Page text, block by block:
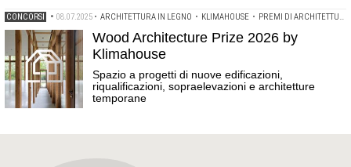
CONCORSI • 08.07.2025 • ARCHITETTURA IN LEGNO • KLIMAHOUSE • PREMI DI ARCHITETTURA
Wood Architecture Prize 2026 by
Klimahouse
Spazio a progetti di nuove edificazioni,
riqualificazioni, sopraelevazioni e architetture
temporane